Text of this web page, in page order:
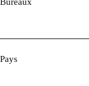
Pays